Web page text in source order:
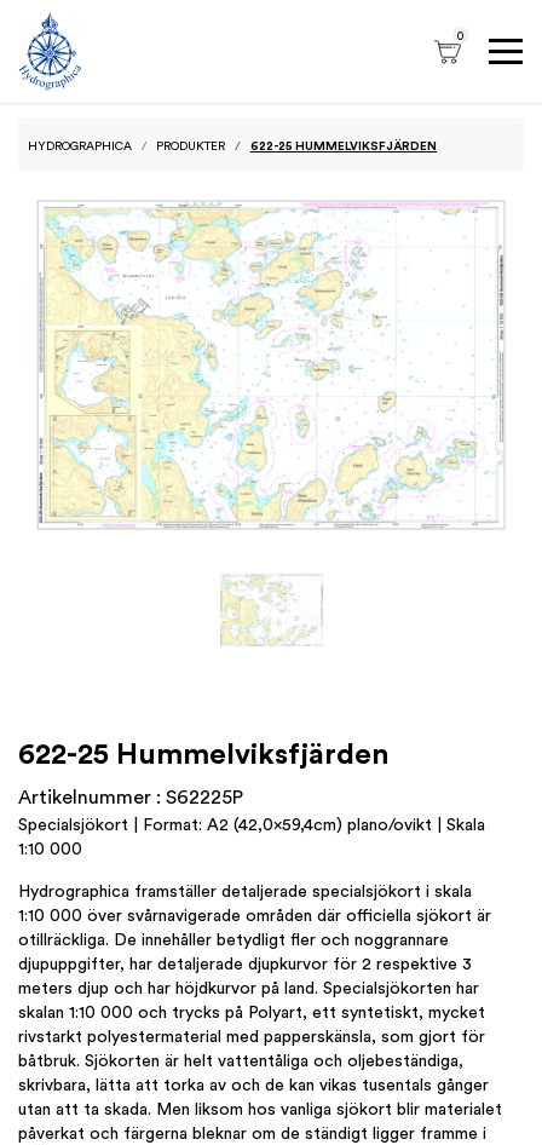
0
HYDROGRAPHICA PRODUKTER 622-25 HUMMELVIKSFJÄRDEN
622-25 Hummelviksfjärden
Artikelnummer : S62225P
Specialsjökort | Format: A2 (42,0×59,4cm) plano/ovikt | Skala
1:10 000
Hydrographica framställer detaljerade specialsjökort i skala
1:10 000 över svårnavigerade områden där officiella sjökort är
otillräckliga. De innehåller betydligt fler och noggrannare
djupuppgifter, har detaljerade djupkurvor för 2 respektive 3
meters djup och har höjdkurvor på land. Specialsjökorten har
skalan 1:10 000 och trycks på Polyart, ett syntetiskt, mycket
rivstarkt polyestermaterial med papperskänsla, som gjort för
båtbruk. Sjökorten är helt vattentåliga och oljebeständiga,
skrivbara, lätta att torka av och de kan vikas tusentals gånger
utan att ta skada. Men liksom hos vanliga sjökort blir materialet
påverkat och färgerna bleknar om de ständigt ligger framme i